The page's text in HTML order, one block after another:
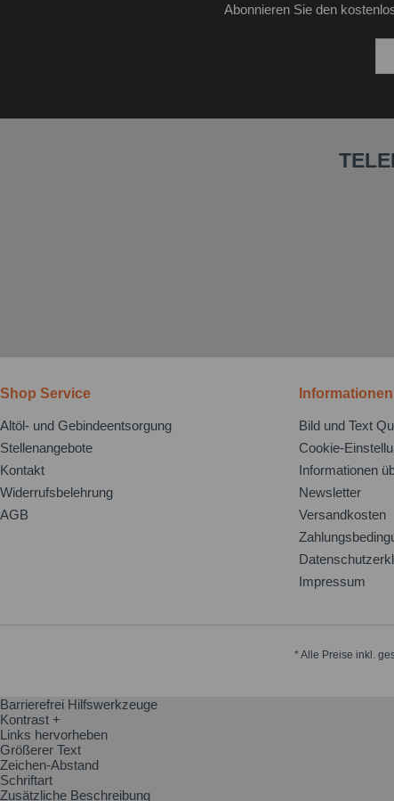
Abonnieren Sie den
Shop Service
Altöl- und Gebindeentsorgung
Stellenangebote
Kontakt
Widerrufsbelehrung
AGB
Informationen
Bild und Text
Cookie-
Informationen
Newsletter
Versandkosten
Impressum
* Alle Preise inkl.
Barrierefrei Hilfswerkzeuge
Kontrast +
Links hervorheben
Größerer Text
Zeichen-Abstand
Schriftart
Zusätzliche Beschreibung